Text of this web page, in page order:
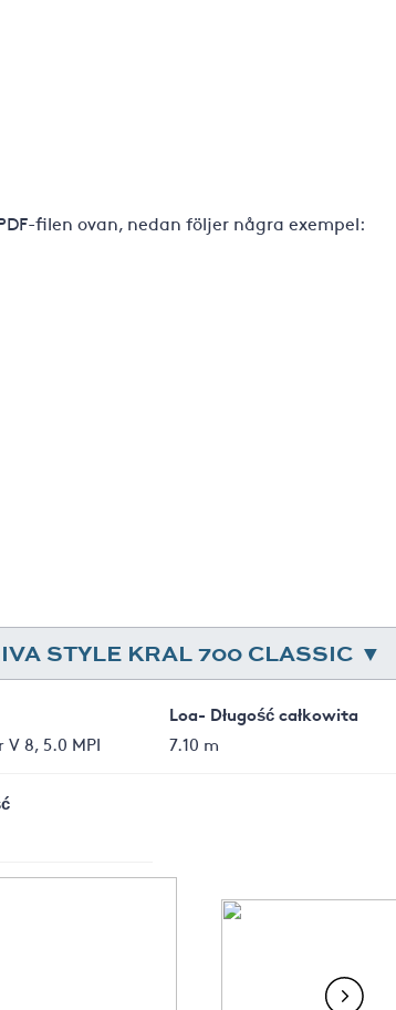
filen ovan, nedan följer några exempel:
STYLE KRAL 700 CLASSIC
V 8, 5.0 MPI
Loa- Długość całkowita
7.10 m